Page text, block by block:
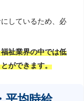
しているため、必
祉業界の中では低
ができます。